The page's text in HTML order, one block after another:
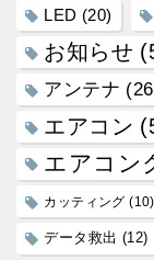
LED (20)
お知らせ
アンテナ
エアコン
エアコン
カッティング (10)
データ救出 (12)